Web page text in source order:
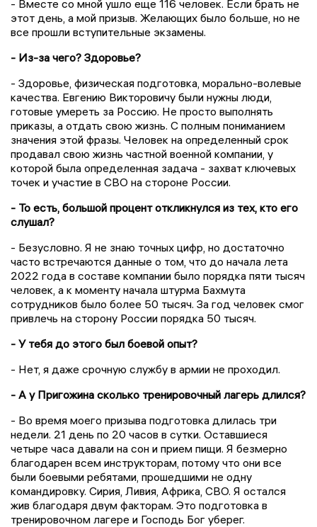
- Вместе со мной ушло еще 116 человек. Если брать не
этот день, а мой призыв. Желающих было больше, но не
все прошли вступительные экзамены.
- Из-за чего? Здоровье?
- Здоровье, физическая подготовка, морально-волевые
качества. Евгению Викторовичу были нужны люди,
готовые умереть за Россию. Не просто выполнять
приказы, а отдать свою жизнь. С полным пониманием
значения этой фразы. Человек на определенный срок
продавал свою жизнь частной военной компании, у
которой была определенная задача - захват ключевых
точек и участие в СВО на стороне России.
- То есть, большой процент откликнулся из тех, кто его
слушал?
- Безусловно. Я не знаю точных цифр, но достаточно
часто встречаются данные о том, что до начала лета
2022 года в составе компании было порядка пяти тысяч
человек, а к моменту начала штурма Бахмута
сотрудников было более 50 тысяч. За год человек смог
привлечь на сторону России порядка 50 тысяч.
- У тебя до этого был боевой опыт?
- Нет, я даже срочную службу в армии не проходил.
- А у Пригожина сколько тренировочный лагерь длился?
- Во время моего призыва подготовка длилась три
недели. 21 день по 20 часов в сутки. Оставшиеся
четыре часа давали на сон и прием пищи. Я безмерно
благодарен всем инструкторам, потому что они все
были боевыми ребятами, прошедшими не одну
командировку. Сирия, Ливия, Африка, СВО. Я остался
жив благодаря двум факторам. Это подготовка в
тренировочном лагере и Господь Бог уберег.